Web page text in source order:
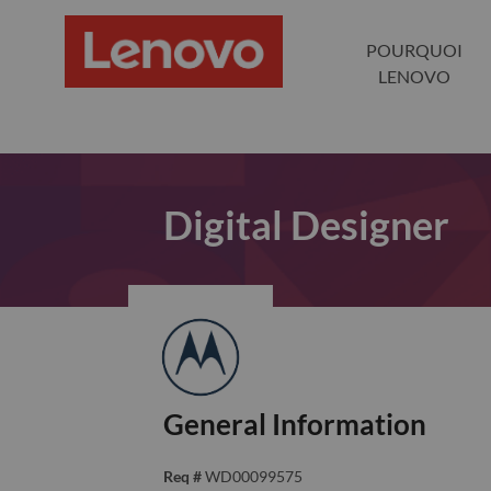
POURQUOI
LENOVO
Digital Designer
General Information
Req # WD00099575